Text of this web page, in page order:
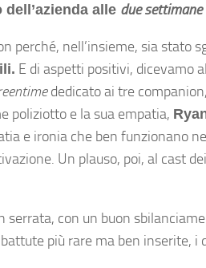
alle due settimane
perché, nell’insieme, sia stato
E di aspetti positivi, dicevamo
dedicato ai tre
poliziotto e la sua empatia,
e ironia che ben funzionano
Un plauso, poi, al cast
con un buon
più rare ma ben inserite, i